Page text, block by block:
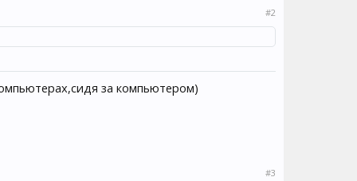
#2
за компьютером)
#3